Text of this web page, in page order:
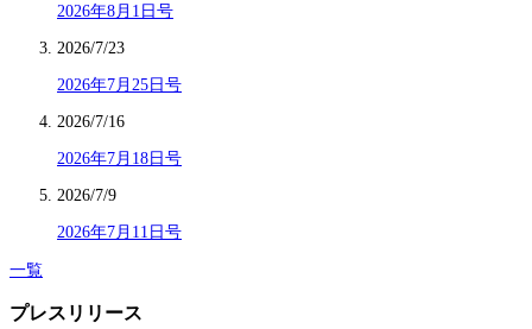
2026年8月1日号
2026/7/23
2026年7月25日号
2026/7/16
2026年7月18日号
2026/7/9
2026年7月11日号
一覧
プレスリリース